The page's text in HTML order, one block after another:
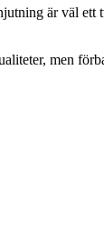
är väl ett
men